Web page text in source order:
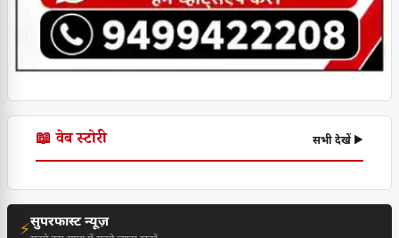
📖 वेब स्टोरी सभी देखें ▶
⚡सुपरफास्ट न्यूज़